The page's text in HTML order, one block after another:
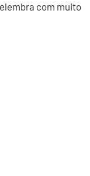
com muito